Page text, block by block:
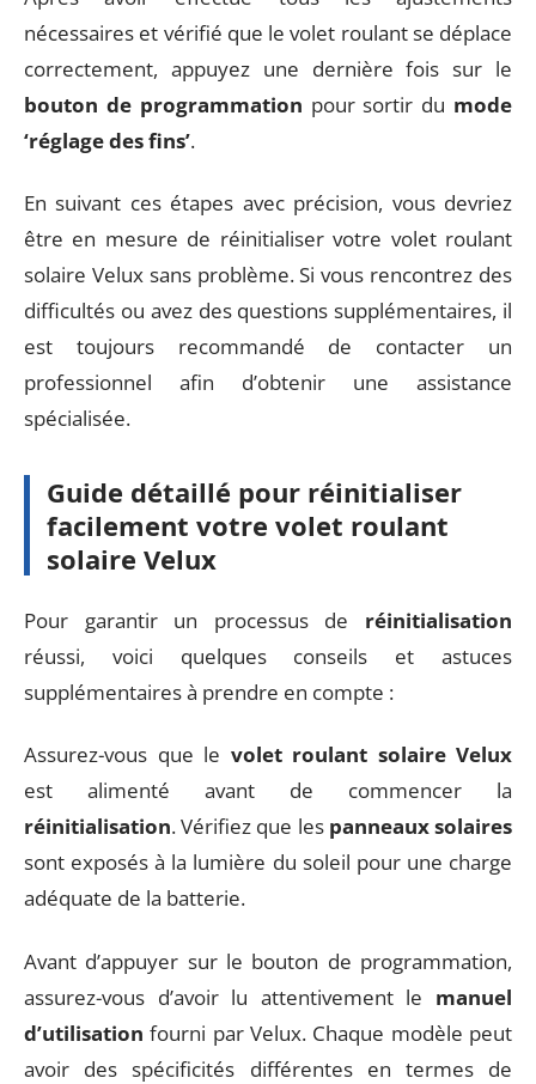
nécessaires et vérifié que le volet roulant se déplace
correctement, appuyez une dernière fois sur le
bouton de programmation pour sortir du mode
‘réglage des fins’.
En suivant ces étapes avec précision, vous devriez
être en mesure de réinitialiser votre volet roulant
solaire Velux sans problème. Si vous rencontrez des
difficultés ou avez des questions supplémentaires, il
est toujours recommandé de contacter un
professionnel afin d’obtenir une assistance
spécialisée.
Guide détaillé pour réinitialiser
facilement votre volet roulant
solaire Velux
Pour garantir un processus de réinitialisation
réussi, voici quelques conseils et astuces
supplémentaires à prendre en compte :
Assurez-vous que le volet roulant solaire Velux
est alimenté avant de commencer la
réinitialisation. Vérifiez que les panneaux solaires
sont exposés à la lumière du soleil pour une charge
adéquate de la batterie.
Avant d’appuyer sur le bouton de programmation,
assurez-vous d’avoir lu attentivement le manuel
d’utilisation fourni par Velux. Chaque modèle peut
avoir des spécificités différentes en termes de